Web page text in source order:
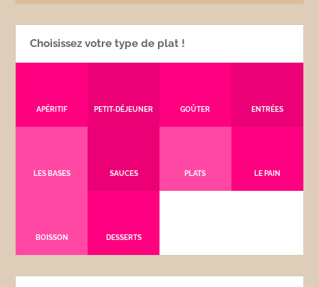
Choisissez votre type de plat !
APÉRITIF PETIT-DÉJEUNER GOÛTER ENTRÉES
LES BASES SAUCES PLATS LE PAIN
BOISSON DESSERTS